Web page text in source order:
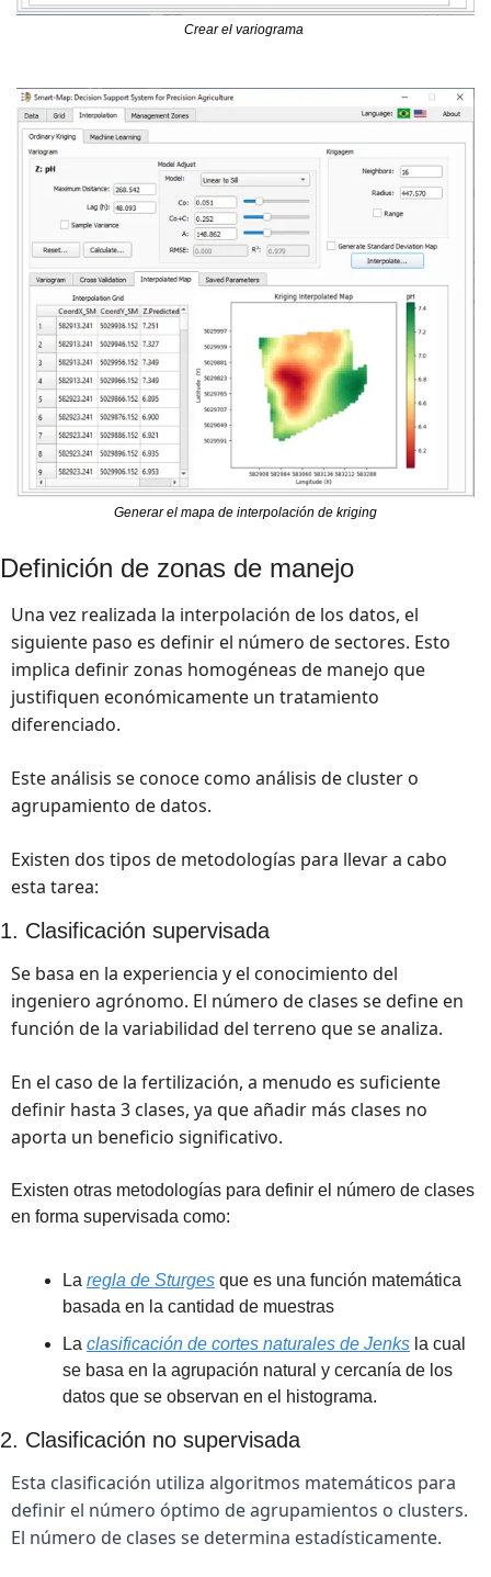
Crear el variograma
Generar el mapa de interpolación de kriging
Definición de zonas de manejo
Una vez realizada la interpolación de los datos, el
siguiente paso es definir el número de sectores. Esto
implica definir zonas homogéneas de manejo que
justifiquen económicamente un tratamiento
diferenciado.
Este análisis se conoce como análisis de cluster o
agrupamiento de datos.
Existen dos tipos de metodologías para llevar a cabo
esta tarea:
1. Clasificación supervisada
Se basa en la experiencia y el conocimiento del
ingeniero agrónomo. El número de clases se define en
función de la variabilidad del terreno que se analiza.
En el caso de la fertilización, a menudo es suficiente
definir hasta 3 clases, ya que añadir más clases no
aporta un beneficio significativo.
Existen otras metodologías para definir el número de clases
en forma supervisada como:
La regla de Sturges que es una función matemática
basada en la cantidad de muestras
La clasificación de cortes naturales de Jenks la cual
se basa en la agrupación natural y cercanía de los
datos que se observan en el histograma.
2. Clasificación no supervisada
Esta clasificación utiliza algoritmos matemáticos para
definir el número óptimo de agrupamientos o clusters.
El número de clases se determina estadísticamente.